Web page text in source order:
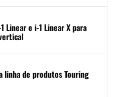
Linear e i-1 Linear X para
linha de produtos Touring